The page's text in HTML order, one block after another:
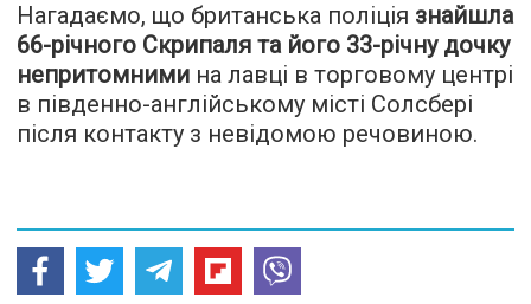
Нагадаємо, що британська поліція знайшла
66-річного Скрипаля та його 33-річну дочку
непритомними на лавці в торговому центрі
в південно-англійському місті Солсбері
після контакту з невідомою речовиною.